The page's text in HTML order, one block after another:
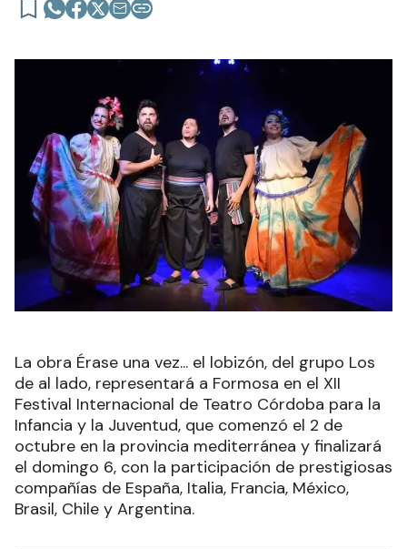
La obra Érase una vez... el lobizón, del grupo Los
de al lado, representará a Formosa en el XII
Festival Internacional de Teatro Córdoba para la
Infancia y la Juventud, que comenzó el 2 de
octubre en la provincia mediterránea y finalizará
el domingo 6, con la participación de prestigiosas
compañías de España, Italia, Francia, México,
Brasil, Chile y Argentina.